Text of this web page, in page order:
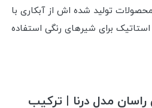
تولید شده اش از آبکاری با
استاتیک برای شیرهای رنگی استفاده
مدل درنا | ترکیب